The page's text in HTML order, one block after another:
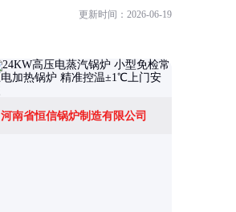
更新时间：2026-06-19
河南省恒信锅炉制造有限公司